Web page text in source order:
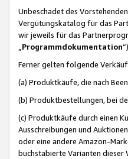
Unbeschadet des
Vergütungskatalog für das
wir jeweils für das
Programmdokumentation
Ferner gelten folgende
(a) Produktkäufe, die nach
(b) Produktbestellungen, bei
(c) Produktkäufe durch einen
Ausschreibungen und
oder eine andere Amazon-
buchstabierte Varianten dieser